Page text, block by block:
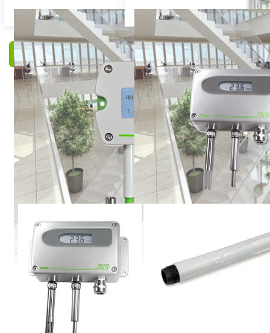
Filteren en sorteren
EE220 serie
relatieve
vochtigheid en
temperatuur
transmitters
en temperatuur
voelers